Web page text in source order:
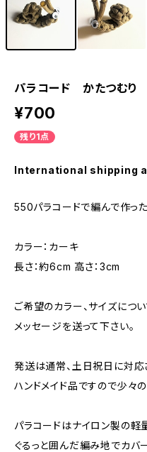
パラコード かたつむり
¥700
残り1点
International shipping
550パラコードで編んで作った
カラー：カーキ
長さ：約6cm 高さ：3cm
ご希望のカラー、サイズにつ
メッセージを送って下さい。
発送は通常、土日祝日に対応
ハンドメイド品ですので少々
パラコードはナイロン製の軽
ぐるっと囲んだ編み地でカバ